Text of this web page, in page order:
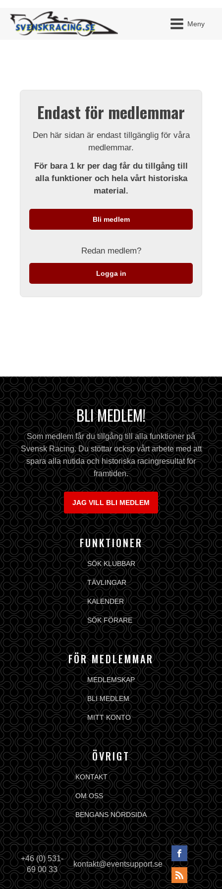
Meny
Endast för medlemmar
Den här sidan är endast tillgänglig för våra
medlemmar.
För bara 1 kr per dag får du tillgång till
alla funktioner och hela vårt historiska
material.
Bli medlem
Redan medlem?
Logga in
BLI MEDLEM!
Som medlem får du tillgång till alla funktioner på
Svensk Racing. Du stöttar ocksp vårt arbete med att
spara alla nutida och historiska racingresultat för
framtiden.
JAG VILL BLI MEDLEM
FUNKTIONER
SÖK KLUBBAR
TÄVLINGAR
KALENDER
SÖK FÖRARE
FÖR MEDLEMMAR
MEDLEMSKAP
BLI MEDLEM
MITT KONTO
ÖVRIGT
KONTAKT
OM OSS
BENGANS NÖRDSIDA
+46 (0) 531-
69 00 33
kontakt@eventsupport.se